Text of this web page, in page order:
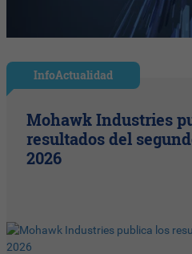
InfoActualidad
Mohawk Industries
resultados del
2026